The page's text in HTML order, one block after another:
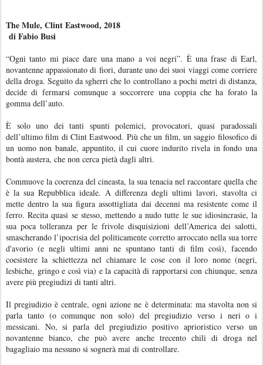
The Mule, Clint Eastwood, 2018
di Fabio Busi
“Ogni tanto mi piace dare una mano a voi negri”. È una frase di Earl,
novantenne appassionato di fiori, durante uno dei suoi viaggi come corriere
della droga. Seguito da sgherri che lo controllano a pochi metri di distanza,
decide di fermarsi comunque a soccorrere una coppia che ha forato la
gomma dell’auto.
È solo uno dei tanti spunti polemici, provocatori, quasi paradossali
dell’ultimo film di Clint Eastwood. Più che un film, un saggio filosofico di
un uomo non banale, appuntito, il cui cuore indurito rivela in fondo una
bontà austera, che non cerca pietà dagli altri.
Commuove la coerenza del cineasta, la sua tenacia nel raccontare quella che
è la sua Repubblica ideale. A differenza degli ultimi lavori, stavolta ci
mette dentro la sua figura assottigliata dai decenni ma resistente come il
ferro. Recita quasi se stesso, mettendo a nudo tutte le sue idiosincrasie, la
sua poca tolleranza per le frivole disquisizioni dell’America dei salotti,
smascherando l’ipocrisia del politicamente corretto arroccato nella sua torre
d'avorio (e negli ultimi anni ne spuntano tanti di film così), facendo
coesistere la schiettezza nel chiamare le cose con il loro nome (negri,
lesbiche, gringo e così via) e la capacità di rapportarsi con chiunque, senza
avere più pregiudizi di tanti altri.
Il pregiudizio è centrale, ogni azione ne è determinata: ma stavolta non si
parla tanto (o comunque non solo) del pregiudizio verso i neri o i
messicani. No, si parla del pregiudizio positivo aprioristico verso un
novantenne bianco, che può avere anche trecento chili di droga nel
bagagliaio ma nessuno si sognerà mai di controllare.